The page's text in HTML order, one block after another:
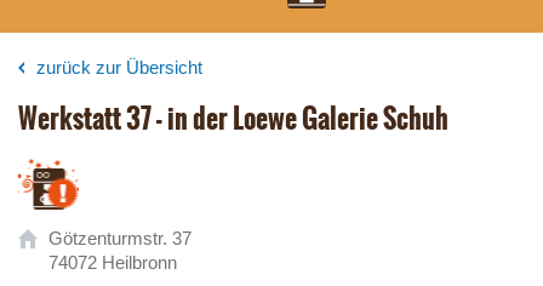
zurück zur Übersicht
Werkstatt 37 - in der Loewe Galerie Schuh
Götzenturmstr. 37
74072 Heilbronn